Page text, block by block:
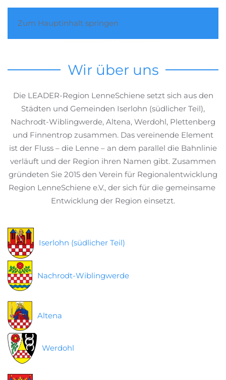
Zum Hauptinhalt springen
Wir über uns
Die LEADER-Region LenneSchiene setzt sich aus den
Städten und Gemeinden Iserlohn (südlicher Teil),
Nachrodt-Wiblingwerde, Altena, Werdohl, Plettenberg
und Finnentrop zusammen. Das vereinende Element
ist der Fluss – die Lenne – an dem parallel die Bahnlinie
verläuft und der Region ihren Namen gibt. Zusammen
gründeten Sie 2015 den Verein für Regionalentwicklung
Region LenneSchiene e.V., der sich für die gemeinsame
Entwicklung der Region einsetzt.
Iserlohn (südlicher Teil)
Nachrodt-Wiblingwerde
Altena
Werdohl